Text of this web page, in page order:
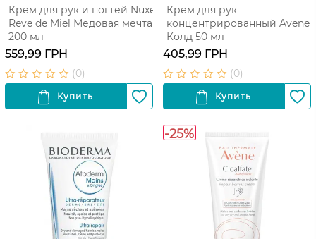
Крем для рук и ногтей Nuxe
Reve de Miel Медовая мечта
200 мл
559,99 ГРН
Крем для рук
концентрированный Avene
Колд 50 мл
405,99 ГРН
-25%